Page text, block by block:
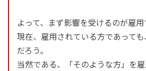
よって、まず影響を受けるのが雇用
現在、雇用されている方であって
だろう。
当然である、「そのような方」を